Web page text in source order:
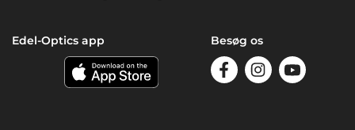
Edel-Optics app Besøg os